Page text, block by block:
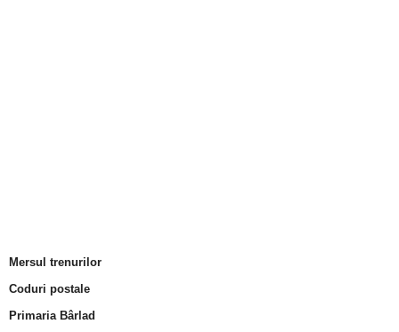
Mersul trenurilor
Coduri postale
Primaria Bârlad